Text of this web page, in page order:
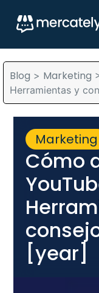
Blog > Marketing
Herramientas y
Marketing
Cómo
[year]